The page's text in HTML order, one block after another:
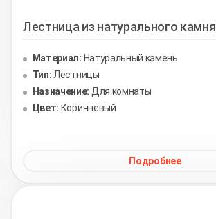
Лестница из натурального камня
Материал: Натуральный камень
Тип: Лестницы
Назначение: Для комнаты
Цвет: Коричневый
Подробнее